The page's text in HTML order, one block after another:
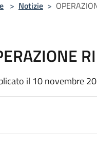
> Notizie >
il 10 novembre